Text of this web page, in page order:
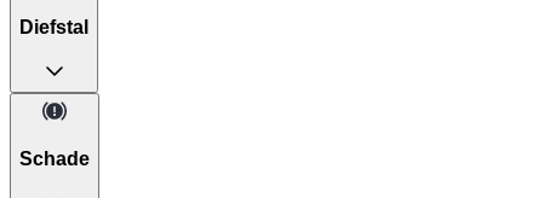
Diefstal
Schade